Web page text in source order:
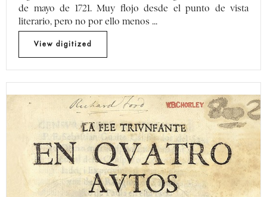
de mayo de 1721. Muy flojo desde el punto de vista
literario, pero no por ello menos ...